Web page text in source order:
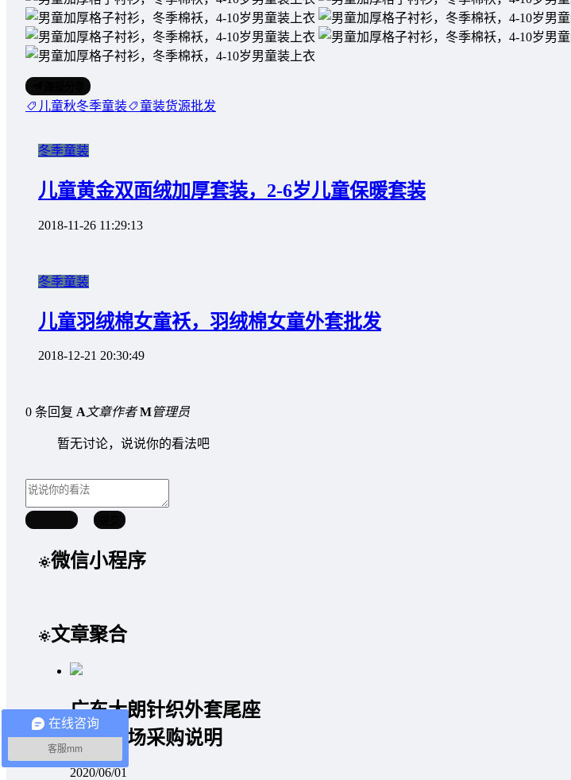
儿童秋冬季童装 童装货源批发
冬季童装
儿童黄金双面绒加厚套装，2-6岁儿童保暖套装
2018-11-26 11:29:13
冬季童装
儿童羽绒棉女童袄，羽绒棉女童外套批发
2018-12-21 20:30:49
0 条回复 A文章作者 M管理员
暂无讨论，说说你的看法吧
微信小程序
文章聚合
广东大朗针织外套尾座
批发市场采购说明
2020/06/01
在线咨询
客服mm